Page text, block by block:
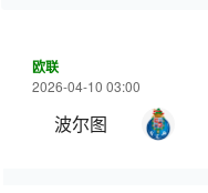
欧联
2026-04-10 03:00
波尔图